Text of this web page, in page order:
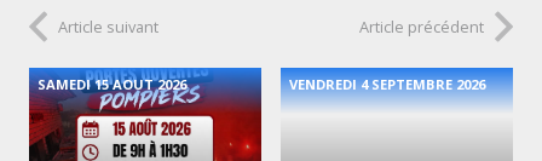
Article suivant Article précédent
SAMEDI 15 AOUT 2026 VENDREDI 4 SEPTEMBRE 2026